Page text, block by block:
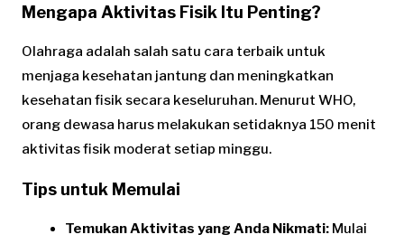
Mengapa Aktivitas Fisik Itu Penting?
Olahraga adalah salah satu cara terbaik untuk
menjaga kesehatan jantung dan meningkatkan
kesehatan fisik secara keseluruhan. Menurut WHO,
orang dewasa harus melakukan setidaknya 150 menit
aktivitas fisik moderat setiap minggu.
Tips untuk Memulai
Temukan Aktivitas yang Anda Nikmati: Mulai